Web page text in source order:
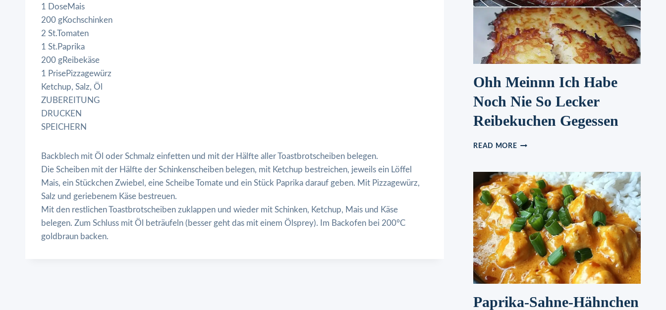
1 DoseMais
200 gKochschinken
2 St.Tomaten
1 St.Paprika
200 gReibekäse
1 PrisePizzagewürz
Ketchup, Salz, Öl
ZUBEREITUNG
DRUCKEN
SPEICHERN
Backblech mit Öl oder Schmalz einfetten und mit der Hälfte aller Toastbrotscheiben belegen.
Die Scheiben mit der Hälfte der Schinkenscheiben belegen, mit Ketchup bestreichen, jeweils ein Löffel
Mais, ein Stückchen Zwiebel, eine Scheibe Tomate und ein Stück Paprika darauf geben. Mit Pizzagewürz,
Salz und geriebenem Käse bestreuen.
Mit den restlichen Toastbrotscheiben zuklappen und wieder mit Schinken, Ketchup, Mais und Käse
belegen. Zum Schluss mit Öl beträufeln (besser geht das mit einem Ölsprey). Im Backofen bei 200°C
goldbraun backen.
Ohh Meinnn Ich Habe
Noch Nie So Lecker
Reibekuchen Gegessen
READ MOREOHH
HABE
NOCH
NIE
SO
LECKER
REIBEKUCHEN
GEGESSEN
Paprika-Sahne-Hähnchen